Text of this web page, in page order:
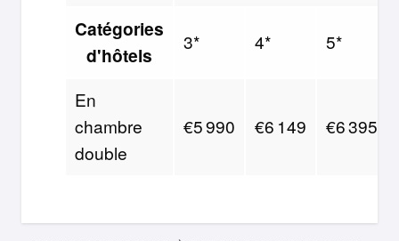
Catégories
d'hôtels
3* 4* 5*
En
chambre
double
€5 990 €6 149 €6 395